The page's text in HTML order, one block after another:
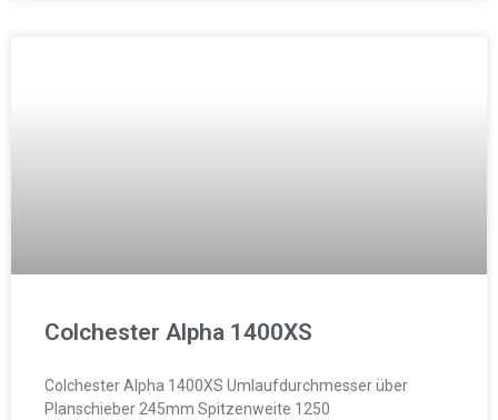
Colchester Alpha 1400XS
Colchester Alpha 1400XS Umlaufdurchmesser über
Planschieber 245mm Spitzenweite 1250